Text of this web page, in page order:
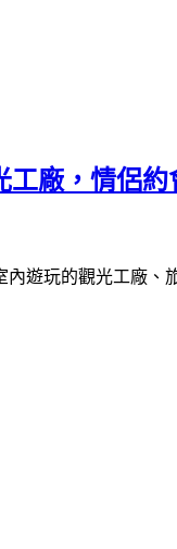
廠，情侶約
遊玩的觀光工廠